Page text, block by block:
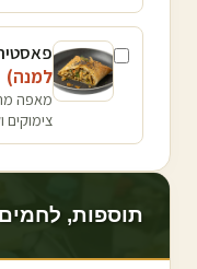
למנה)
מאפה
צימוקים
תוספות, לחמים